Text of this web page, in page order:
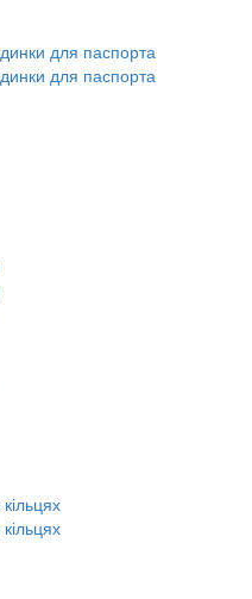
для паспорта
для паспорта